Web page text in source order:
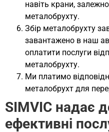
навіть крани,
металобрухту.
Збір металобрухту
завантажено в наш
оплатити послуги
металобрухту.
Ми платимо
металобрухт для
SIMVIC надає
ефективні